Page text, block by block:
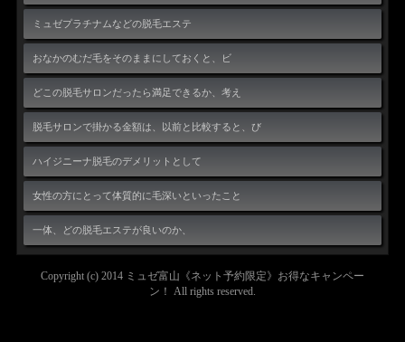
ミュゼプラチナムなどの脱毛エステ
おなかのむだ毛をそのままにしておくと、ビ
どこの脱毛サロンだったら満足できるか、考え
脱毛サロンで掛かる金額は、以前と比較すると、び
ハイジニーナ脱毛のデメリットとして
女性の方にとって体質的に毛深いといったこと
一体、どの脱毛エステが良いのか、
Copyright (c) 2014 ミュゼ富山《ネット予約限定》お得なキャンペー
ン！ All rights reserved.